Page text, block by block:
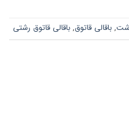
,باقالی قاتوق,باقالی قاتوق رشتی